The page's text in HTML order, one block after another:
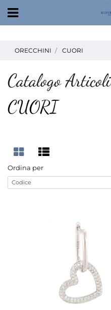
Open
ORECCHINI CUORI
Catalogo Articoli
CUORI
Ordina per